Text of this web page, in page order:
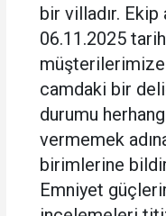
bir villadır. Ekip
06.11.2025
camdaki bir
durumu
vermemek
birimlerine
Emniyet